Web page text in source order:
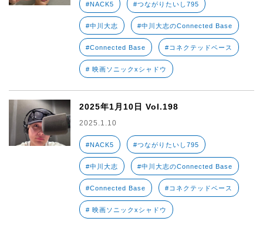
#NACK5 #つながりたいし795
#中川大志 #中川大志のConnected Base
#Connected Base #コネクテッドベース
# 映画ソニックxシャドウ
2025年1月10日 Vol.198
2025.1.10
#NACK5 #つながりたいし795
#中川大志 #中川大志のConnected Base
#Connected Base #コネクテッドベース
# 映画ソニックxシャドウ